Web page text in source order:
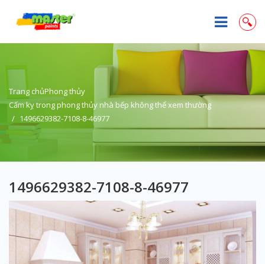
Trang chủPhong thủy
Cấm kỵ trong phong thủy nhà bếp không thể xem thường
1496629382-7108-8-46977
1496629382-7108-8-46977